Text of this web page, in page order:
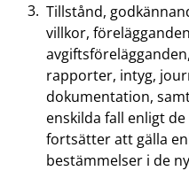
Tillstånd,
villkor,
rapporter, intyg,
dokumentation,
enskilda fall enligt
fortsätter att gälla
bestämmelser i de